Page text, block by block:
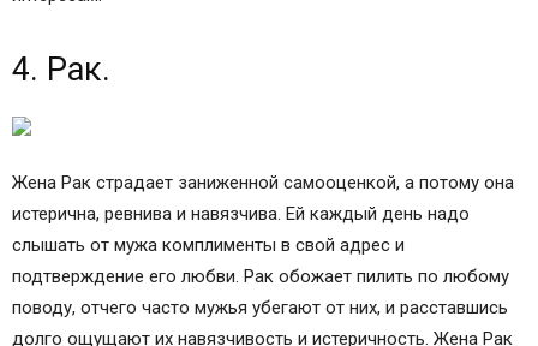
4. Рак.
Жена Рак страдает заниженной самооценкой, а потому она
истерична, ревнива и навязчива. Ей каждый день надо
слышать от мужа комплименты в свой адрес и
подтверждение его любви. Рак обожает пилить по любому
поводу, отчего часто мужья убегают от них, и расставшись